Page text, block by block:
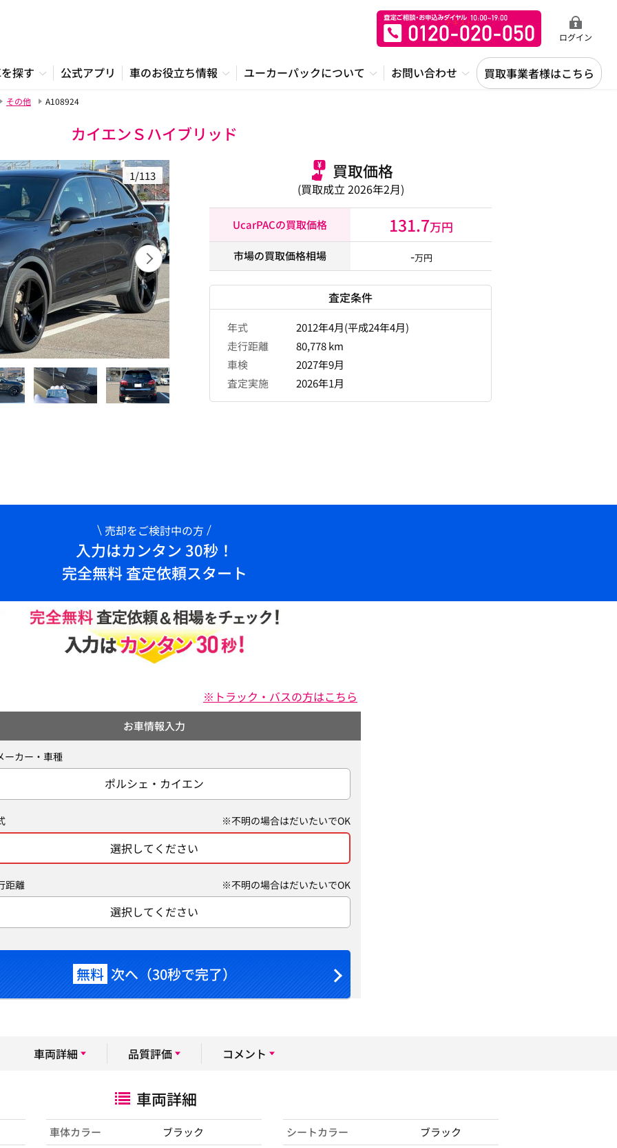
ログイン
探す 公式アプリ 車のお役立ち情報 ユーカーパックについて お問い合わせ 買取事業者様はこちら
その他 A108924
カイエンＳハイブリッド
1/113 買取価格
(買取成立 2026年2月)
UcarPACの買取価格 131.7万円
市場の買取価格相場 -万円
査定条件
年式
2012年4月(平成24年4月)
走行距離
80,778 km
車検
2027年9月
査定実施
2026年1月
売却をご検討中の方
入力はカンタン 30秒！
完全無料 査定依頼スタート
※トラック・バスの方はこちら
お車情報入力
ーカー・車種
ポルシェ・カイエン
※不明の場合はだいたいでOK
選択してください
距離 ※不明の場合はだいたいでOK
選択してください
無料 次へ（30秒で完了）
車両詳細 品質評価 コメント
車両詳細
車体カラー
ブラック
シートカラー
ブラック